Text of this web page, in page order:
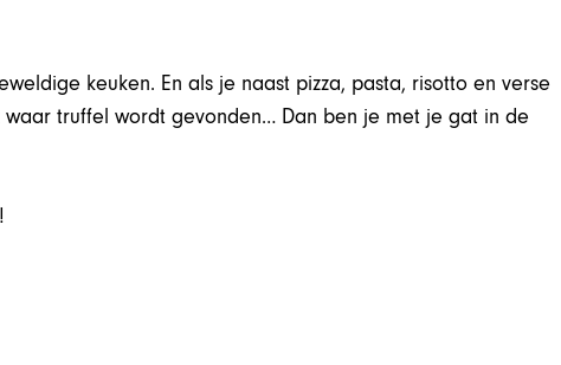
keuken. En als je naast pizza, pasta, risotto en verse
truffel wordt gevonden… Dan ben je met je gat in de